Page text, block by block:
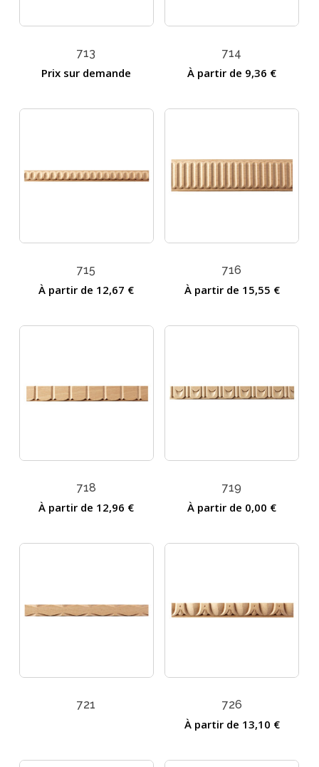
713
Prix sur demande
714
À partir de 9,36 €
715
À partir de 12,67 €
716
À partir de 15,55 €
718
À partir de 12,96 €
719
À partir de 0,00 €
721 726
À partir de 13,10 €